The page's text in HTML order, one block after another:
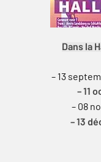
Dans la
– 13
– 11
– 08
– 13